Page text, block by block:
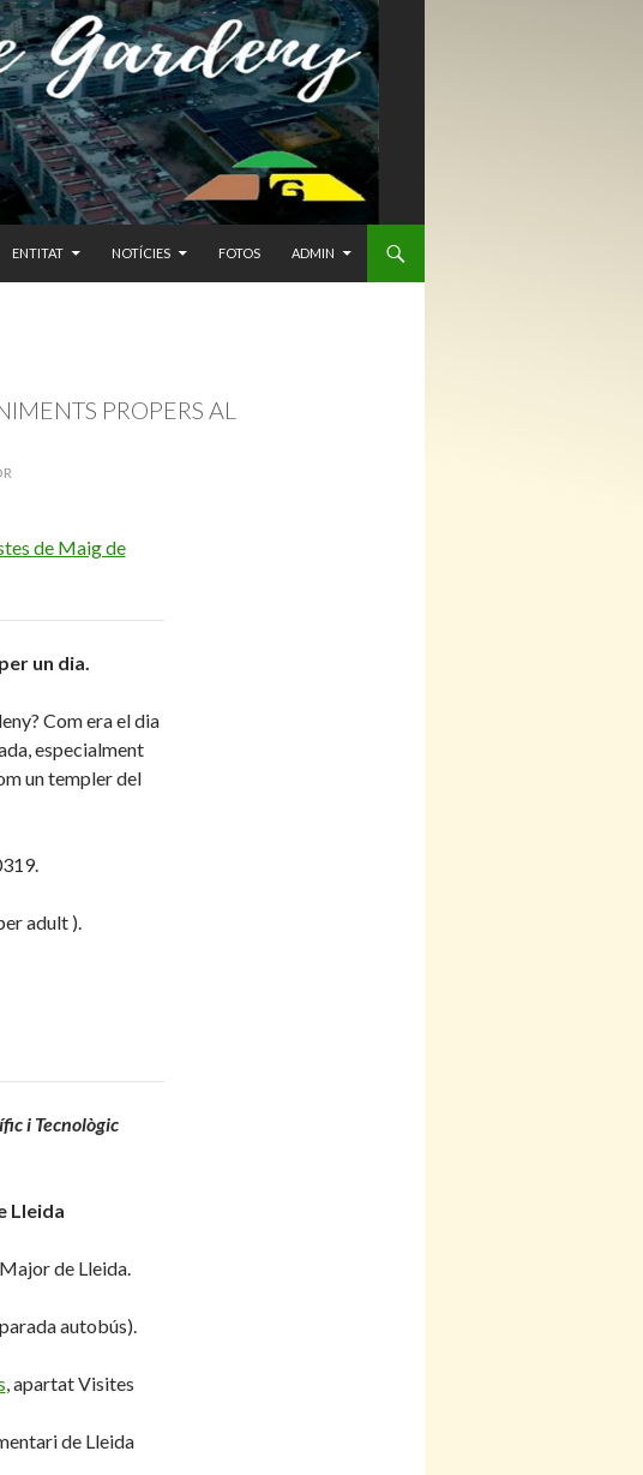
ENTITAT
NOTÍCIES FOTOS ADMIN
PROPERS AL
de Maig de
un dia.
Com era el dia
especialment
un templer del
adult ).
i Tecnològic
Lleida
de Lleida.
autobús).
, apartat Visites
de Lleida